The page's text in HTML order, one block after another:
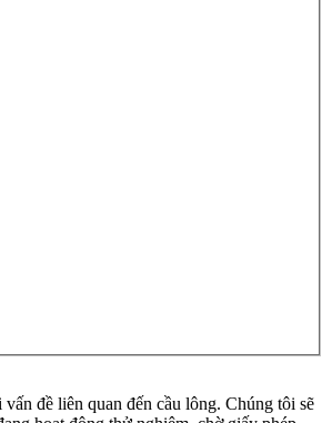
đề liên quan đến cầu lông. Chúng tôi sẽ